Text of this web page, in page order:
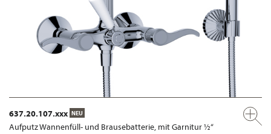
637.20.107.xxx NEU
Aufputz Wannenfüll- und Brausebatterie, mit Garnitur ½“